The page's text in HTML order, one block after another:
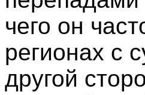
чего он
регионах с
другой